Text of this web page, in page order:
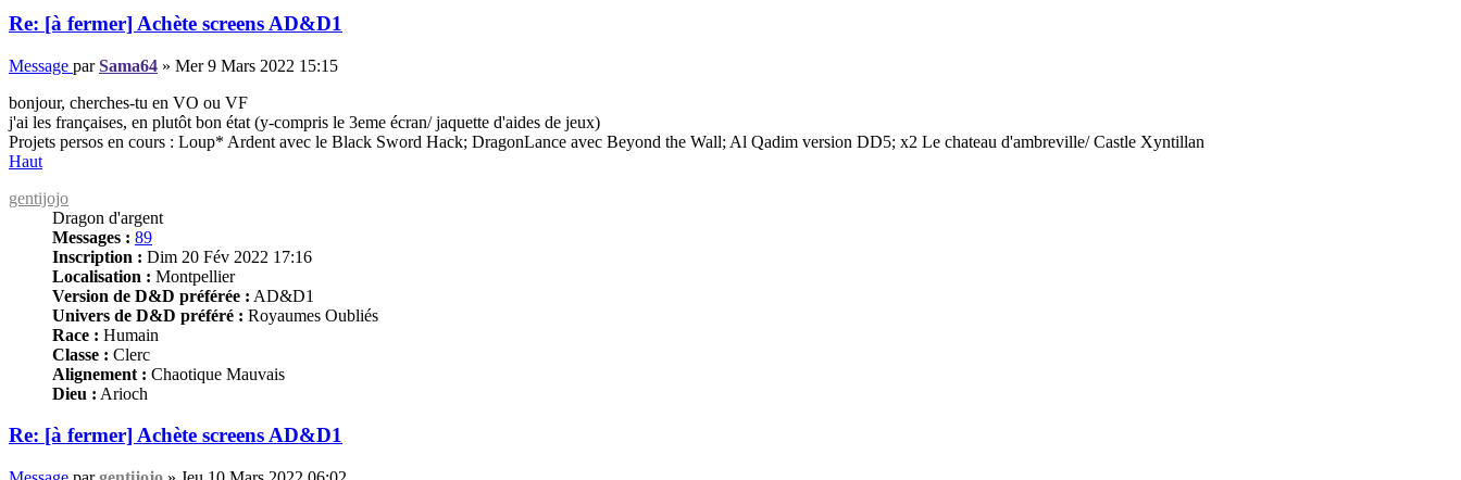
Re: [à fermer] Achète screens AD&D1
Message parSama64 » Mer 9 Mars 2022 15:15
bonjour, cherches-tu en VO ou VF
j'ai les françaises, en plutôt bon état (y-compris le 3eme écran/ jaquette d'aides de jeux)
Projets persos en cours : Loup* Ardent avec le Black Sword Hack; DragonLance avec Beyond the Wall; Al Qadim version DD5; x2 Le chateau d'ambreville/ Castle Xyntillan
Haut
gentijojo
Dragon d'argent
Messages : 89
Inscription : Dim 20 Fév 2022 17:16
Localisation : Montpellier
Version de D&D préférée : AD&D1
Univers de D&D préféré : Royaumes Oubliés
Race : Humain
Classe : Clerc
Alignement : Chaotique Mauvais
Dieu : Arioch
Re: [à fermer] Achète screens AD&D1